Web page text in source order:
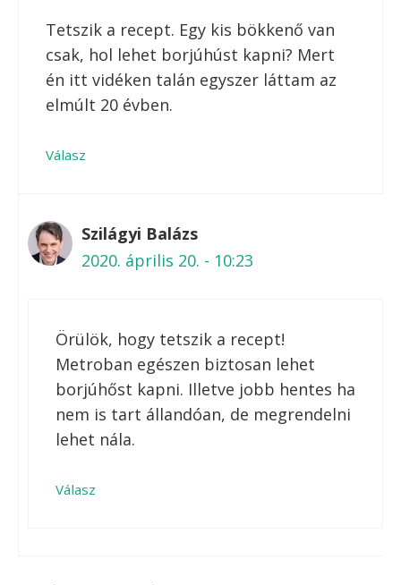
Tetszik a recept. Egy kis bökkenő van
csak, hol lehet borjúhúst kapni? Mert
én itt vidéken talán egyszer láttam az
elmúlt 20 évben.
Válasz
Szilágyi Balázs
2020. április 20. - 10:23
Örülök, hogy tetszik a recept!
Metroban egészen biztosan lehet
borjúhőst kapni. Illetve jobb hentes ha
nem is tart állandóan, de megrendelni
lehet nála.
Válasz